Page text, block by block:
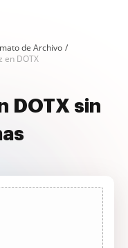
de Archivo
en DOTX
DOTX sin